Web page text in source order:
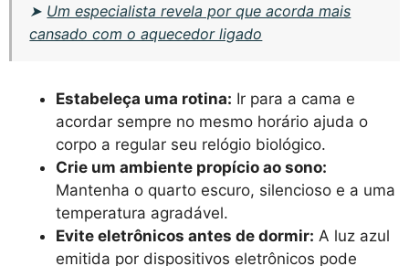
➤ Um especialista revela por que acorda mais
cansado com o aquecedor ligado
Estabeleça uma rotina: Ir para a cama e
acordar sempre no mesmo horário ajuda o
corpo a regular seu relógio biológico.
Crie um ambiente propício ao sono:
Mantenha o quarto escuro, silencioso e a uma
temperatura agradável.
Evite eletrônicos antes de dormir: A luz azul
emitida por dispositivos eletrônicos pode